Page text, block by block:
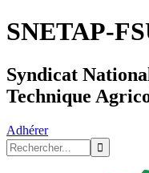
SNETAP-
Syndicat
Technique
Adhérer